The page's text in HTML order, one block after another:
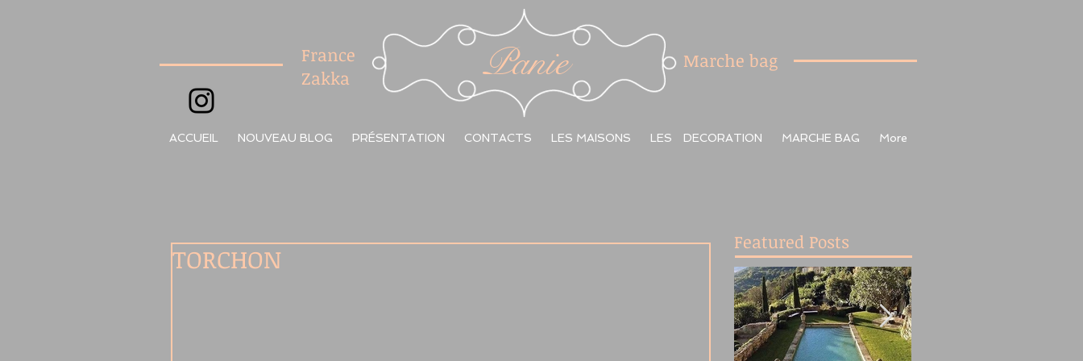
Panie
France
Zakka
Marche bag
ACCUEIL NOUVEAU BLOG PRÉSENTATION CONTACTS LES MAISONS LES DECORATION MARCHE BAG More
TORCHON
Featured Posts